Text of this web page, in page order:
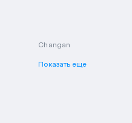
Changan
Показать еще